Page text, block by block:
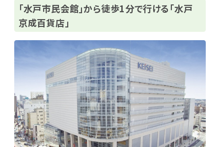
「水戸市民会館」から徒歩1分で行ける「水戸
京成百貨店」